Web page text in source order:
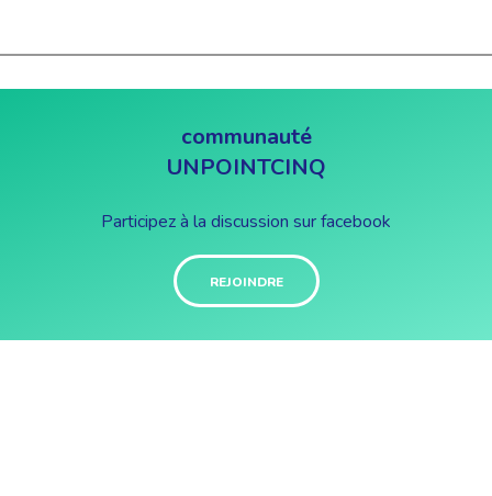
communauté
UNPOINTCINQ
Participez à la discussion sur facebook
REJOINDRE